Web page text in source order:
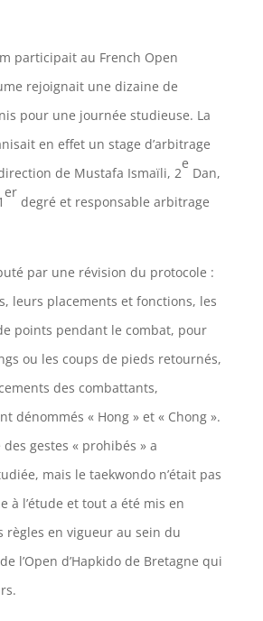
participait au French Open
rejoignait une dizaine de
pour une journée studieuse. La
en effet un stage d’arbitrage
de Mustafa Ismaïli, 2
e
Dan,
er
degré et responsable arbitrage
par une révision du protocole :
leurs placements et fonctions, les
points pendant le combat, pour
ou les coups de pieds retournés,
des combattants,
dénommés « Hong » et « Chong ».
gestes « prohibés » a
mais le taekwondo n’était pas
à l’étude et tout a été mis en
règles en vigueur au sein du
l’Open d’Hapkido de Bretagne qui